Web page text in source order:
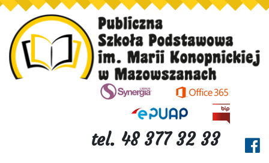
tel. 48 377 32 33